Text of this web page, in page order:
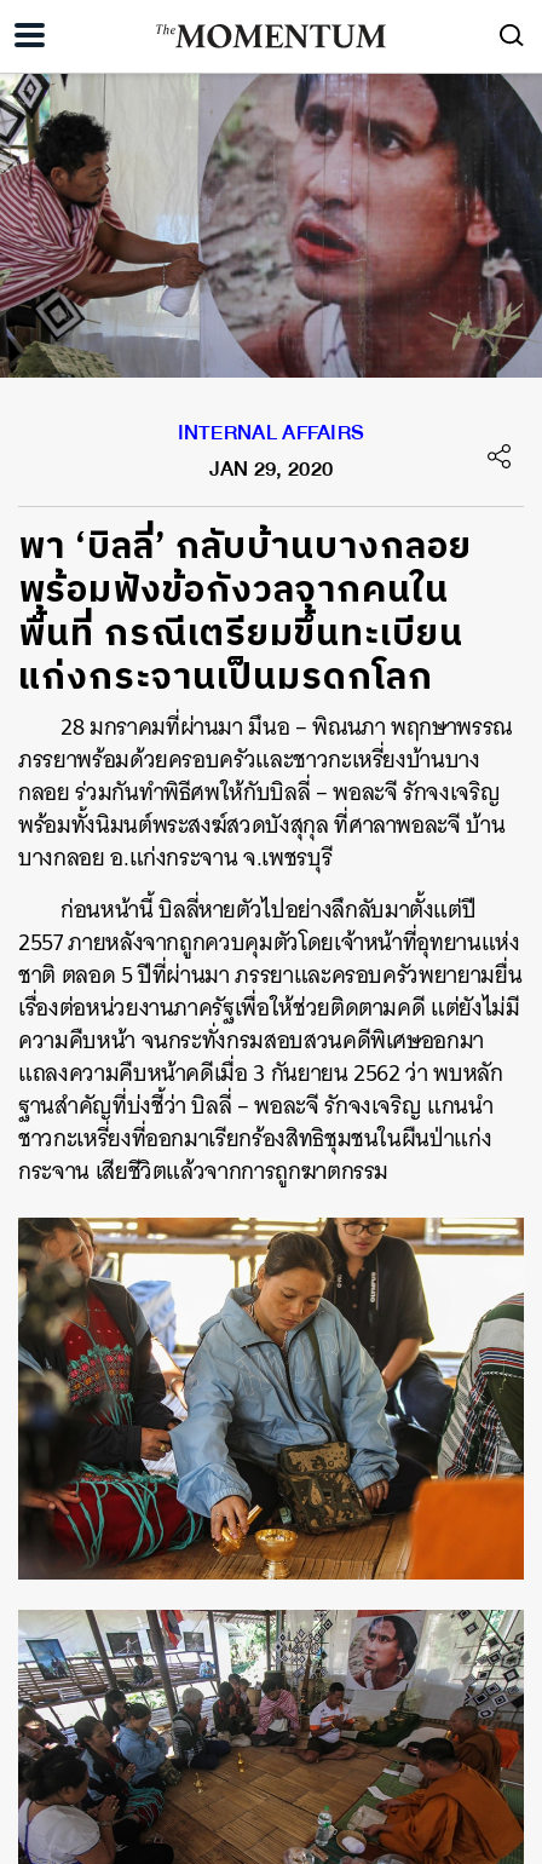
INTERNAL AFFAIRS
JAN 29, 2020
พา ‘บิลลี่’ กลับบ้านบางกลอย
พร้อมฟังข้อกังวลจากคนใน
พื้นที่ กรณีเตรียมขึ้นทะเบียน
แก่งกระจานเป็นมรดกโลก
28 มกราคมที่ผ่านมา มึนอ – พิณนภา พฤกษาพรรณ
ภรรยาพร้อมด้วยครอบครัวและชาวกะเหรี่ยงบ้านบาง
กลอย ร่วมกันทำพิธีศพให้กับบิลลี่ – พอละจี รักจงเจริญ
พร้อมทั้งนิมนต์พระสงฆ์สวดบังสุกุล ที่ศาลาพอละจี บ้าน
บางกลอย อ.แก่งกระจาน จ.เพชรบุรี
ก่อนหน้านี้ บิลลี่หายตัวไปอย่างลึกลับมาตั้งแต่ปี
2557 ภายหลังจากถูกควบคุมตัวโดยเจ้าหน้าที่อุทยานแห่ง
ชาติ ตลอด 5 ปีที่ผ่านมา ภรรยาและครอบครัวพยายามยื่น
เรื่องต่อหน่วยงานภาครัฐเพื่อให้ช่วยติดตามคดี แต่ยังไม่มี
ความคืบหน้า จนกระทั่งกรมสอบสวนคดีพิเศษออกมา
แถลงความคืบหน้าคดีเมื่อ 3 กันยายน 2562 ว่า พบหลัก
ฐานสำคัญที่บ่งชี้ว่า บิลลี่ – พอละจี รักจงเจริญ แกนนำ
ชาวกะเหรี่ยงที่ออกมาเรียกร้องสิทธิชุมชนในผืนป่าแก่ง
กระจาน เสียชีวิตแล้วจากการถูกฆาตกรรม